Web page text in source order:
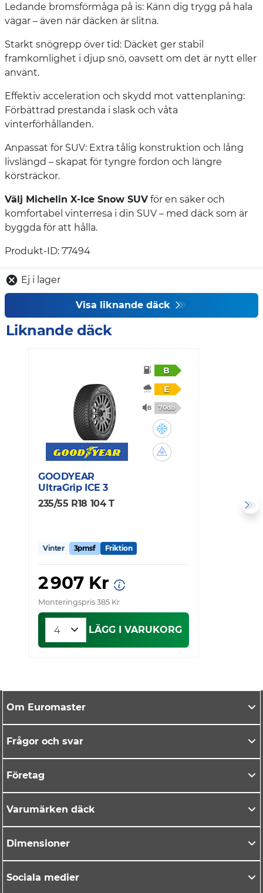
Ledande bromsförmåga på is: Känn dig trygg på hala
vägar – även när däcken är slitna.
Starkt snögrepp över tid: Däcket ger stabil
framkomlighet i djup snö, oavsett om det är nytt eller
använt.
Effektiv acceleration och skydd mot vattenplaning:
Förbättrad prestanda i slask och våta
vinterförhållanden.
Anpassat för SUV: Extra tålig konstruktion och lång
livslängd – skapat för tyngre fordon och längre
körsträckor.
Välj Michelin X-Ice Snow SUV för en säker och
komfortabel vinterresa i din SUV – med däck som är
byggda för att hålla.
Produkt-ID: 77494
Ej i lager
Visa liknande däck
Liknande däck
B
E
70db
GOODYEAR
UltraGrip ICE 3
235/55 R18 104 T
Vinter 3pmsf Friktion
2 907 Kr
Monteringspris 385 Kr
LÄGG I VARUKORG
Om Euromaster
Frågor och svar
Företag
Varumärken däck
Dimensioner
Sociala medier